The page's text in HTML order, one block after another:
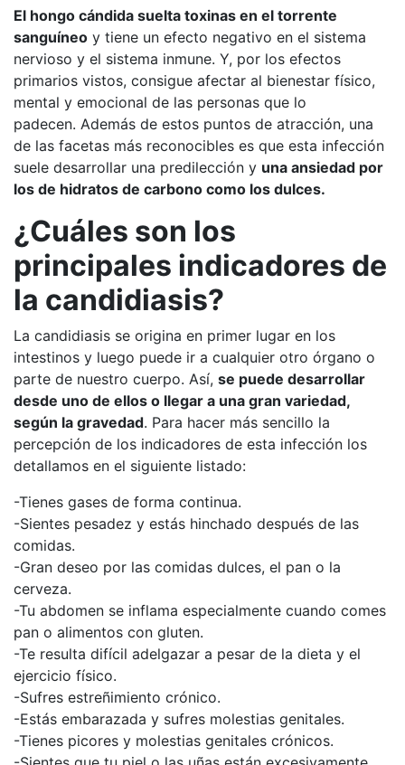
El hongo cándida suelta toxinas en el torrente
sanguíneo y tiene un efecto negativo en el sistema
nervioso y el sistema inmune. Y, por los efectos
primarios vistos, consigue afectar al bienestar físico,
mental y emocional de las personas que lo
padecen. Además de estos puntos de atracción, una
de las facetas más reconocibles es que esta infección
suele desarrollar una predilección y una ansiedad por
los de hidratos de carbono como los dulces.
¿Cuáles son los
principales indicadores de
la candidiasis?
La candidiasis se origina en primer lugar en los
intestinos y luego puede ir a cualquier otro órgano o
parte de nuestro cuerpo. Así, se puede desarrollar
desde uno de ellos o llegar a una gran variedad,
según la gravedad. Para hacer más sencillo la
percepción de los indicadores de esta infección los
detallamos en el siguiente listado:
-Tienes gases de forma continua.
-Sientes pesadez y estás hinchado después de las
comidas.
-Gran deseo por las comidas dulces, el pan o la
cerveza.
-Tu abdomen se inflama especialmente cuando comes
pan o alimentos con gluten.
-Te resulta difícil adelgazar a pesar de la dieta y el
ejercicio físico.
-Sufres estreñimiento crónico.
-Estás embarazada y sufres molestias genitales.
-Tienes picores y molestias genitales crónicos.